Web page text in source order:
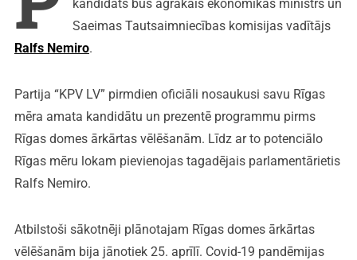
kandidāts būs agrākais ekonomikas ministrs un
Saeimas Tautsaimniecības komisijas vadītājs
Ralfs Nemiro.
Partija “KPV LV” pirmdien oficiāli nosaukusi savu Rīgas
mēra amata kandidātu un prezentē programmu pirms
Rīgas domes ārkārtas vēlēšanām. Līdz ar to potenciālo
Rīgas mēru lokam pievienojas tagadējais parlamentārietis
Ralfs Nemiro.
Atbilstoši sākotnēji plānotajam Rīgas domes ārkārtas
vēlēšanām bija jānotiek 25. aprīlī. Covid-19 pandēmijas